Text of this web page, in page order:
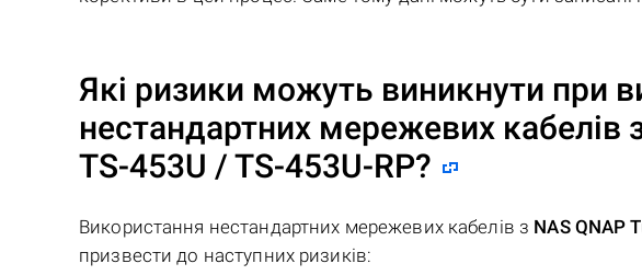
Які ризики можуть виникнути при
нестандартних мережевих кабелів
TS-453U / TS-453U-RP?
Використання нестандартних мережевих кабелів з NAS QNAP
призвести до наступних ризиків: